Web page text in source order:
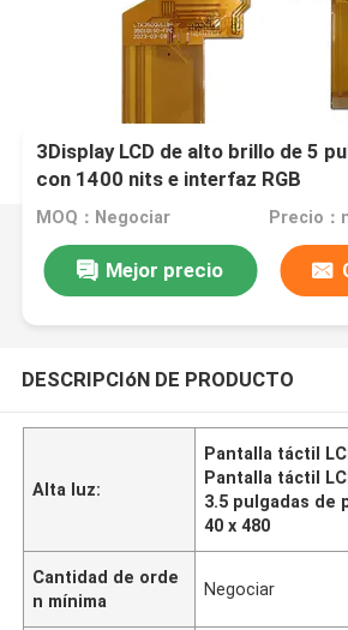
3Display LCD de alto brillo de 5
con 1400 nits e interfaz RGB
MOQ：Negociar Precio
Mejor precio
DESCRIPCIóN DE PRODUCTO
Alta luz:
Pantalla táctil
Pantalla táctil
3.5 pulgadas de
40 x 480
Cantidad de orde
n mínima
Negociar